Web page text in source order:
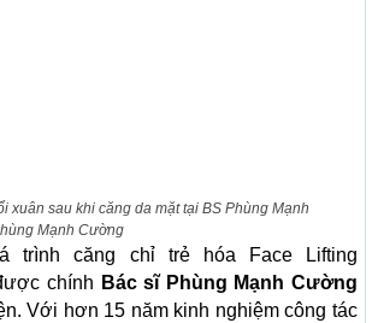
xuân sau khi căng da mặt tại BS Phùng Mạnh
Mạnh Cường
trình căng chỉ trẻ hóa Face Lifting
chính Bác sĩ Phùng Mạnh Cường
Với hơn 15 năm kinh nghiệm công tác